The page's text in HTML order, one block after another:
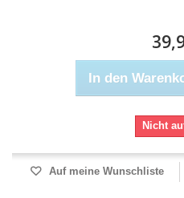
In den
Nicht
Auf meine Wunschliste